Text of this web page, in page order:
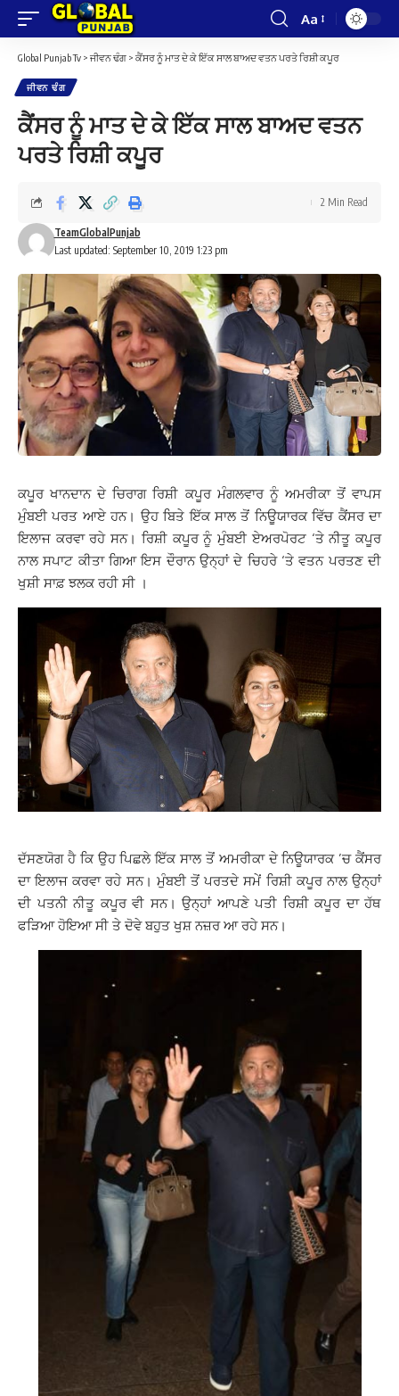
Font
Resizer
Aa
Global Punjab Tv > ਜੀਵਨ ਢੰਗ > ਕੈਂਸਰ ਨੂੰ ਮਾਤ ਦੇ ਕੇ ਇੱਕ ਸਾਲ ਬਾਅਦ ਵਤਨ ਪਰਤੇ ਰਿਸ਼ੀ ਕਪੂਰ
ਜੀਵਨ ਢੰਗ
ਕੈਂਸਰ ਨੂੰ ਮਾਤ ਦੇ ਕੇ ਇੱਕ ਸਾਲ ਬਾਅਦ ਵਤਨ
ਪਰਤੇ ਰਿਸ਼ੀ ਕਪੂਰ
Last updated: September 10, 2019 1:23 pm
TeamGlobalPunjab
2 Min Read
ਕਪੂਰ ਖਾਨਦਾਨ ਦੇ ਚਿਰਾਗ ਰਿਸ਼ੀ ਕਪੂਰ ਮੰਗਲਵਾਰ ਨੂੰ ਅਮਰੀਕਾ ਤੋਂ ਵਾਪਸ
ਮੁੰਬਈ ਪਰਤ ਆਏ ਹਨ। ਉਹ ਬਿਤੇ ਇੱਕ ਸਾਲ ਤੋਂ ਨਿਊਯਾਰਕ ਵਿੱਚ ਕੈਂਸਰ ਦਾ
ਇਲਾਜ ਕਰਵਾ ਰਹੇ ਸਨ। ਰਿਸ਼ੀ ਕਪੂਰ ਨੂੰ ਮੁੰਬਈ ਏਅਰਪੋਰਟ ‘ਤੇ ਨੀਤੂ ਕਪੂਰ
ਨਾਲ ਸਪਾਟ ਕੀਤਾ ਗਿਆ ਇਸ ਦੌਰਾਨ ਉਨ੍ਹਾਂ ਦੇ ਚਿਹਰੇ ‘ਤੇ ਵਤਨ ਪਰਤਣ ਦੀ
ਖੁਸ਼ੀ ਸਾਫ਼ ਝਲਕ ਰਹੀ ਸੀ ।
ਦੱਸਣਯੋਗ ਹੈ ਕਿ ਉਹ ਪਿਛਲੇ ਇੱਕ ਸਾਲ ਤੋਂ ਅਮਰੀਕਾ ਦੇ ਨਿਊਯਾਰਕ ’ਚ ਕੈਂਸਰ
ਦਾ ਇਲਾਜ ਕਰਵਾ ਰਹੇ ਸਨ। ਮੁੰਬਈ ਤੋਂ ਪਰਤਦੇ ਸਮੇਂ ਰਿਸ਼ੀ ਕਪੂਰ ਨਾਲ ਉਨ੍ਹਾਂ
ਦੀ ਪਤਨੀ ਨੀਤੂ ਕਪੂਰ ਵੀ ਸਨ। ਉਨ੍ਹਾਂ ਆਪਣੇ ਪਤੀ ਰਿਸ਼ੀ ਕਪੂਰ ਦਾ ਹੱਥ
ਫੜਿਆ ਹੋਇਆ ਸੀ ਤੇ ਦੋਵੇ ਬਹੁਤ ਖੁਸ਼ ਨਜ਼ਰ ਆ ਰਹੇ ਸਨ।